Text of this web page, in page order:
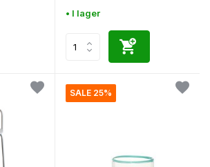
• I lager
SALE 25%